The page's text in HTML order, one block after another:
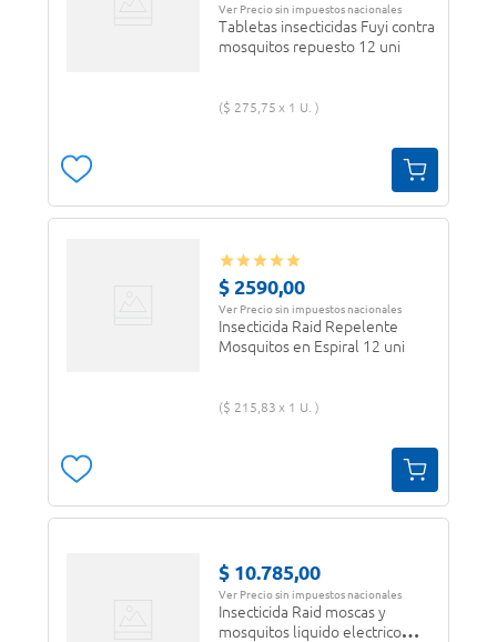
Ver Precio sin impuestos nacionales
Tabletas insecticidas Fuyi contra
mosquitos repuesto 12 uni
$ 275,75 1 U.
$ 2590,00
Ver Precio sin impuestos nacionales
Insecticida Raid Repelente
Mosquitos en Espiral 12 uni
$ 215,83 1 U.
$ 10.785,00
Ver Precio sin impuestos nacionales
Insecticida Raid moscas y
mosquitos liquido electrico